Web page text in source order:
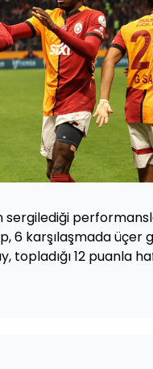
sergilediği
6 karşılaşmada üçer
topladığı 12 puanla